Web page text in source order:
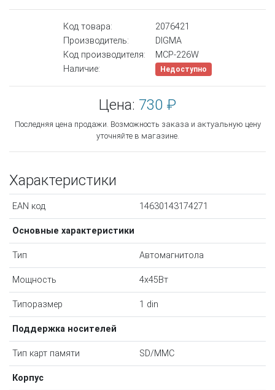
Код товара:
2076421
Производитель:
DIGMA
Код производителя:
MCP-226W
Наличие:
Недоступно
Цена: 730 ₽
Последняя цена продажи. Возможность заказа и актуальную цену
уточняйте в магазине.
Характеристики
EAN код 14630143174271
Основные характеристики
Тип Автомагнитола
Мощность 4x45Вт
Типоразмер 1 din
Поддержка носителей
Тип карт памяти SD/MMC
Корпус